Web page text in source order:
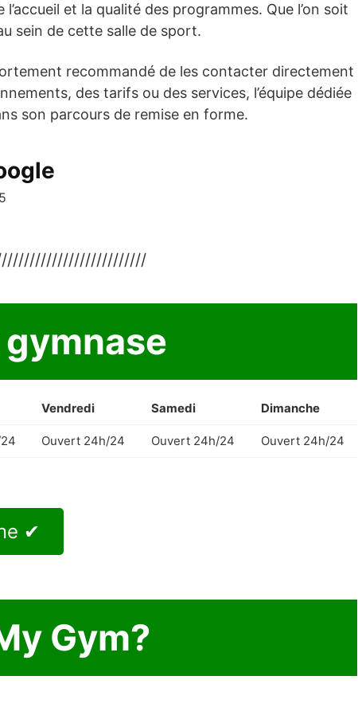
et la qualité des programmes. Que l’on soit
sein de cette salle de sport.
recommandé de les contacter directement
des tarifs ou des services, l’équipe dédiée
son parcours de remise en forme.
Vendredi Samedi Dimanche
Ouvert 24h/24 Ouvert 24h/24 Ouvert 24h/24
✔
Gym?